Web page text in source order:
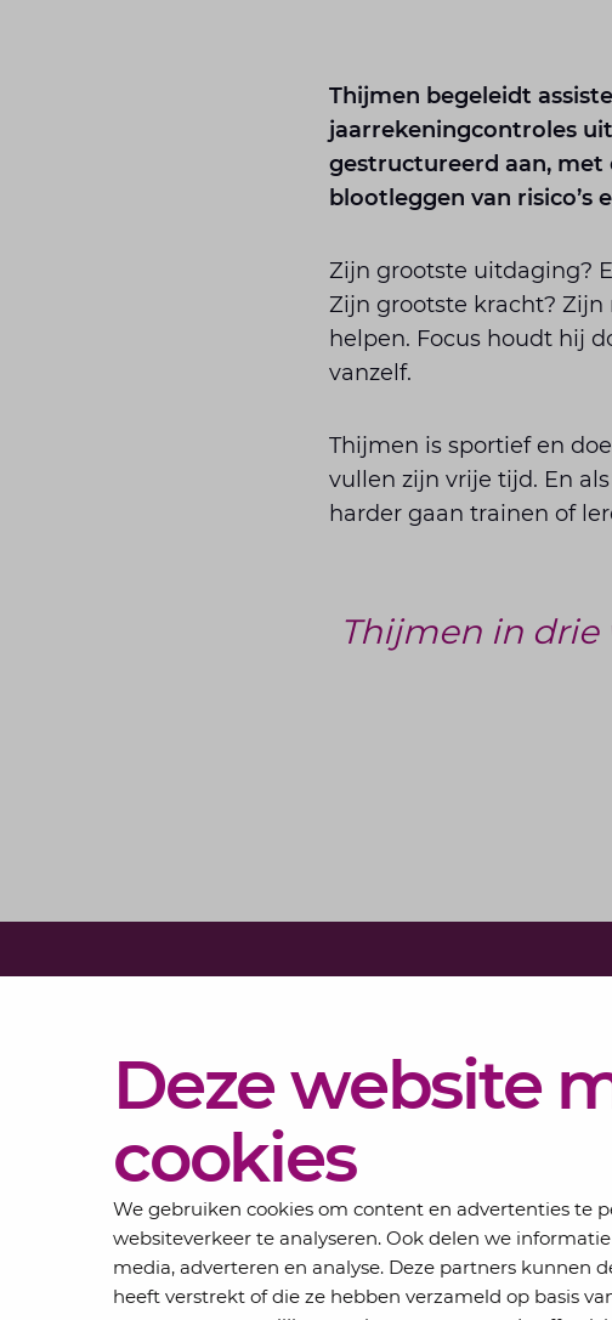
Deze website
cookies
We gebruiken cookies om content en advertenties te
websiteverkeer te analyseren. Ook delen we
media, adverteren en analyse. Deze partners kunnen
heeft verstrekt of die ze hebben verzameld op basis
Thijmen begeleidt
jaarrekeningcontroles
gestructureerd aan,
blootleggen van risico’s
Zijn grootste uitdaging?
Zijn grootste kracht? Zijn
helpen. Focus houdt hij
vanzelf.
Thijmen is sportief en
vullen zijn vrije tijd. En
harder gaan trainen of
Thijmen in drie
Actueel
Over
Contact